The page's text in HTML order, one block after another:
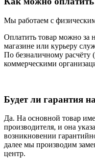
Мы работаем с
Оплатить товар можно за
магазине или курьеру
По безналичному
коммерческими
Будет ли гарантия
Да. На основной товар
производителя, и она
возникновении
далее мы производим
центр.